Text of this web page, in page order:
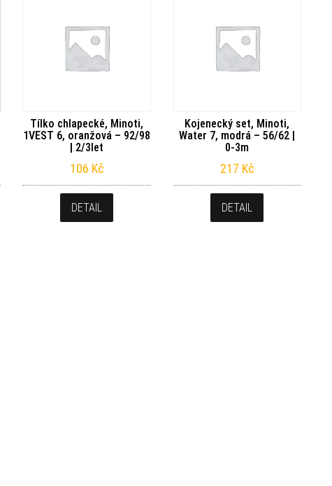
Tílko chlapecké, Minoti,
1VEST 6, oranžová – 92/98
| 2/3let
106 Kč
DETAIL
Kojenecký set, Minoti,
Water 7, modrá – 56/62 |
0-3m
217 Kč
DETAIL